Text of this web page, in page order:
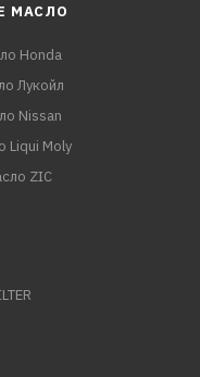
МАСЛО
Honda
Лукойл
Nissan
Liqui Moly
ZIC